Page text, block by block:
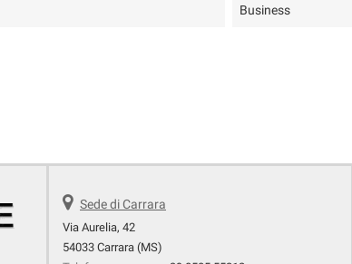
Business
Sede di Carrara
Via Aurelia, 42
54033 Carrara (MS)